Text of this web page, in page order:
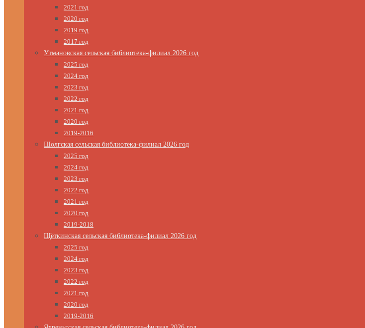
2021 год
2020 год
2019 год
2017 год
Утмановская сельская библиотека-филиал 2026 год
2025 год
2024 год
2023 год
2022 год
2021 год
2020 год
2019-2016
Шолгская сельская библиотека-филиал 2026 год
2025 год
2024 год
2023 год
2022 год
2021 год
2020 год
2019-2018
Щёткинская сельская библиотека-филиал 2026 год
2025 год
2024 год
2023 год
2022 год
2021 год
2020 год
2019-2016